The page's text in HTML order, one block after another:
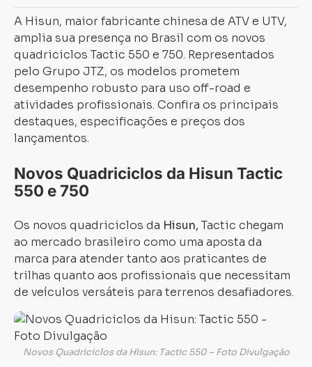
A Hisun, maior fabricante chinesa de ATV e UTV,
amplia sua presença no Brasil com os novos
quadriciclos Tactic 550 e 750. Representados
pelo Grupo JTZ, os modelos prometem
desempenho robusto para uso off-road e
atividades profissionais. Confira os principais
destaques, especificações e preços dos
lançamentos.
Novos Quadriciclos da Hisun Tactic
550 e 750
Os novos quadriciclos da Hisun, Tactic chegam
ao mercado brasileiro como uma aposta da
marca para atender tanto aos praticantes de
trilhas quanto aos profissionais que necessitam
de veículos versáteis para terrenos desafiadores.
Novos Quadriciclos da Hisun: Tactic 550 – Foto Divulgação